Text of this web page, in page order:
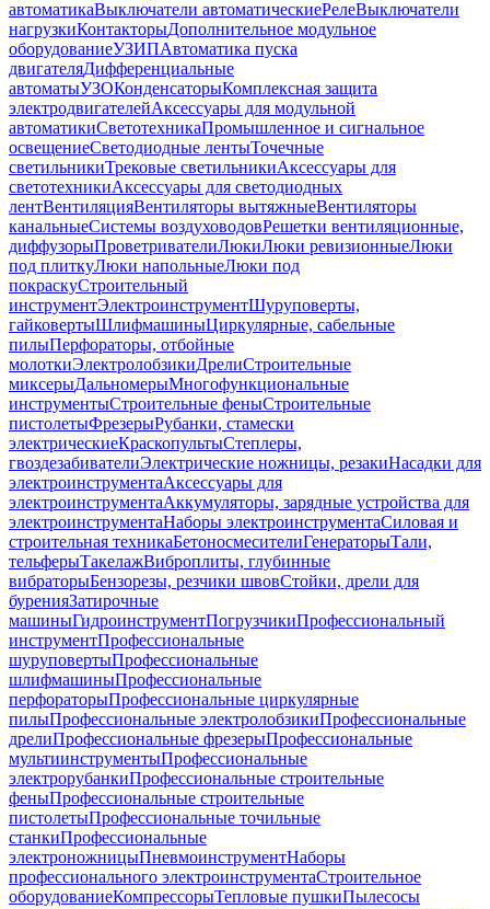
автоматикаВыключатели автоматическиеРелеВыключатели
нагрузкиКонтакторыДополнительное модульное
оборудованиеУЗИПАвтоматика пуска
двигателяДифференциальные
автоматыУЗОКонденсаторыКомплексная защита
электродвигателейАксессуары для модульной
автоматикиСветотехникаПромышленное и сигнальное
освещениеСветодиодные лентыТочечные
светильникиТрековые светильникиАксессуары для
светотехникиАксессуары для светодиодных
лентВентиляцияВентиляторы вытяжныеВентиляторы
канальныеСистемы воздуховодовРешетки вентиляционные,
диффузорыПроветривателиЛюкиЛюки ревизионныеЛюки
под плиткуЛюки напольныеЛюки под
покраскуСтроительный
инструментЭлектроинструментШуруповерты,
гайковертыШлифмашиныЦиркулярные, сабельные
пилыПерфораторы, отбойные
молоткиЭлектролобзикиДрелиСтроительные
миксерыДальномерыМногофункциональные
инструментыСтроительные феныСтроительные
пистолетыФрезерыРубанки, стамески
электрическиеКраскопультыСтеплеры,
гвоздезабивателиЭлектрические ножницы, резакиНасадки для
электроинструментаАксессуары для
электроинструментаАккумуляторы, зарядные устройства для
электроинструментаНаборы электроинструментаСиловая и
строительная техникаБетоносмесителиГенераторыТали,
тельферыТакелажВиброплиты, глубинные
вибраторыБензорезы, резчики швовСтойки, дрели для
буренияЗатирочные
машиныГидроинструментПогрузчикиПрофессиональный
инструментПрофессиональные
шуруповертыПрофессиональные
шлифмашиныПрофессиональные
перфораторыПрофессиональные циркулярные
пилыПрофессиональные электролобзикиПрофессиональные
дрелиПрофессиональные фрезерыПрофессиональные
мультиинструментыПрофессиональные
электрорубанкиПрофессиональные строительные
феныПрофессиональные строительные
пистолетыПрофессиональные точильные
станкиПрофессиональные
электроножницыПневмоинструментНаборы
профессионального электроинструментаСтроительное
оборудованиеКомпрессорыТепловые пушкиПылесосы